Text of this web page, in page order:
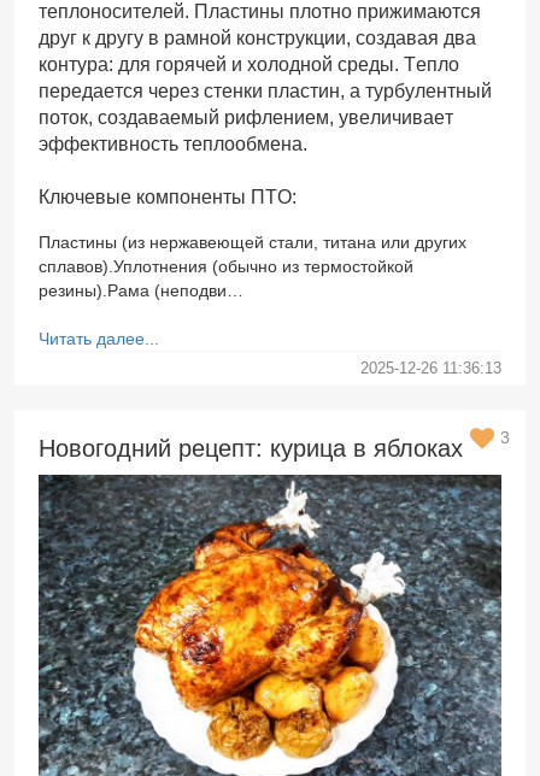
теплоносителей. Пластины плотно прижимаются
друг к другу в рамной конструкции, создавая два
контура: для горячей и холодной среды. Тепло
передается через стенки пластин, а турбулентный
поток, создаваемый рифлением, увеличивает
эффективность теплообмена.
Ключевые компоненты ПТО:
Пластины (из нержавеющей стали, титана или других
сплавов).Уплотнения (обычно из термостойкой
резины).Рама (неподви…
Читать далее...
2025-12-26 11:36:13
Новогодний рецепт: курица в яблоках 3